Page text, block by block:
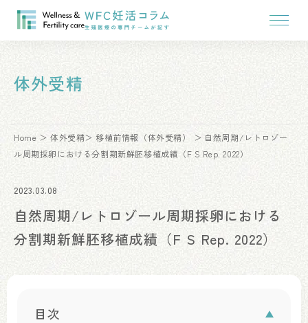
体外受精
Home 体外受精 移植前情報（体外受精）
自然周期/レトロゾー
ル周期採卵における分割期新鮮胚移植成績（F S Rep. 2022）
2023.03.08
自然周期/レトロゾール周期採卵における
分割期新鮮胚移植成績（F S Rep. 2022）
目次